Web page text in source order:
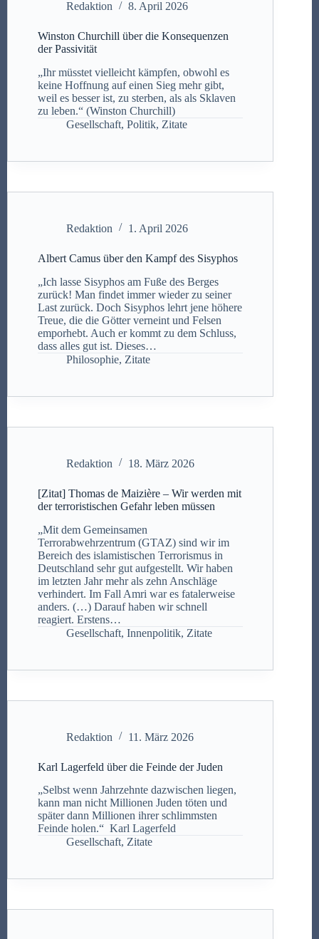
Redaktion 8. April 2026
Winston Churchill über die Konsequenzen
der Passivität
„Ihr müsstet vielleicht kämpfen, obwohl es
keine Hoffnung auf einen Sieg mehr gibt,
weil es besser ist, zu sterben, als als Sklaven
zu leben.“ (Winston Churchill)
Gesellschaft, Politik, Zitate
Redaktion 1. April 2026
Albert Camus über den Kampf des Sisyphos
„Ich lasse Sisyphos am Fuße des Berges
zurück! Man findet immer wieder zu seiner
Last zurück. Doch Sisyphos lehrt jene höhere
Treue, die die Götter verneint und Felsen
emporhebt. Auch er kommt zu dem Schluss,
dass alles gut ist. Dieses…
Philosophie, Zitate
Redaktion 18. März 2026
[Zitat] Thomas de Maizière – Wir werden mit
der terroristischen Gefahr leben müssen
„Mit dem Gemeinsamen
Terrorabwehrzentrum (GTAZ) sind wir im
Bereich des islamistischen Terrorismus in
Deutschland sehr gut aufgestellt. Wir haben
im letzten Jahr mehr als zehn Anschläge
verhindert. Im Fall Amri war es fatalerweise
anders. (…) Darauf haben wir schnell
reagiert. Erstens…
Gesellschaft, Innenpolitik, Zitate
Redaktion 11. März 2026
Karl Lagerfeld über die Feinde der Juden
„Selbst wenn Jahrzehnte dazwischen liegen,
kann man nicht Millionen Juden töten und
später dann Millionen ihrer schlimmsten
Feinde holen.“ Karl Lagerfeld
Gesellschaft, Zitate